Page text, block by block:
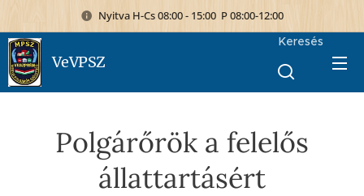
Nyitva H-Cs 08:00 - 15:00 P 08:00-12:00
VeVPSZ
Keresés
Polgárőrök a felelős
állattartásért